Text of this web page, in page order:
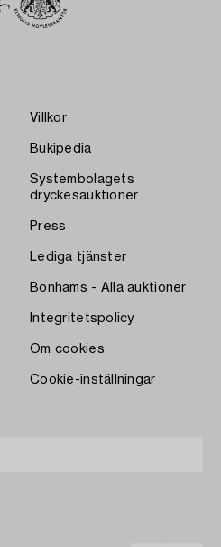
Villkor
Bukipedia
Systembolagets
dryckesauktioner
Press
Lediga tjänster
Bonhams - Alla auktioner
Integritetspolicy
Om cookies
Cookie-inställningar